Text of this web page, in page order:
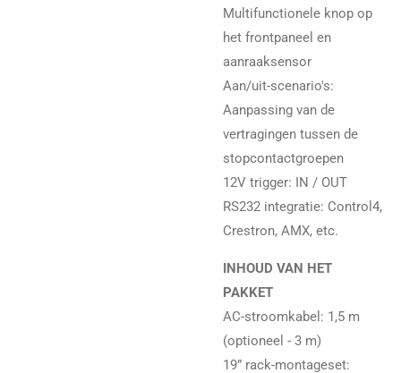
Multifunctionele knop op
het frontpaneel en
aanraaksensor
Aan/uit-scenario's:
Aanpassing van de
vertragingen tussen de
stopcontactgroepen
12V trigger: IN / OUT
RS232 integratie: Control4,
Crestron, AMX, etc.
INHOUD VAN HET
PAKKET
AC-stroomkabel: 1,5 m
(optioneel - 3 m)
19” rack-montageset: